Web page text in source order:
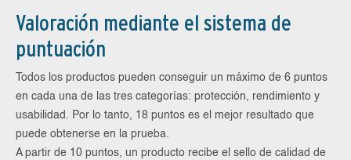
Valoración mediante el sistema de
puntuación
Todos los productos pueden conseguir un máximo de 6 puntos
en cada una de las tres categorías: protección, rendimiento y
usabilidad. Por lo tanto, 18 puntos es el mejor resultado que
puede obtenerse en la prueba.
A partir de 10 puntos, un producto recibe el sello de calidad de